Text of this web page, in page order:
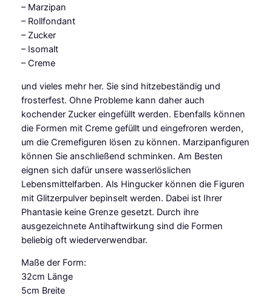
o
r
d
e
l
l
a
n
g
M
e
n
e
– Marzipan
– Rollfondant
– Zucker
– Isomalt
– Creme
und vieles mehr her. Sie sind hitzebeständig und
frosterfest. Ohne Probleme kann daher auch
kochender Zucker eingefüllt werden. Ebenfalls können
die Formen mit Creme gefüllt und eingefroren werden,
um die Cremefiguren lösen zu können. Marzipanfiguren
können Sie anschließend schminken. Am Besten
eignen sich dafür unsere wasserlöslichen
Lebensmittelfarben. Als Hingucker können die Figuren
mit Glitzerpulver bepinselt werden. Dabei ist Ihrer
Phantasie keine Grenze gesetzt. Durch ihre
ausgezeichnete Antihaftwirkung sind die Formen
beliebig oft wiederverwendbar.
Maße der Form:
32cm Länge
5cm Breite